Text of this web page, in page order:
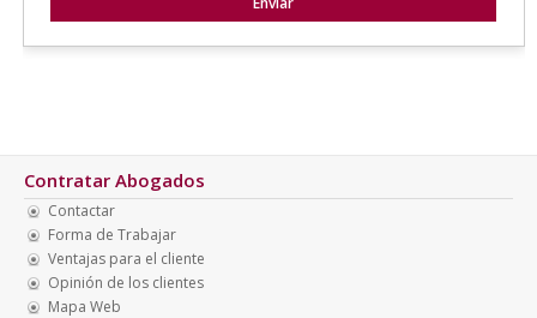
Contratar Abogados
Contactar
Forma de Trabajar
Ventajas para el cliente
Opinión de los clientes
Mapa Web